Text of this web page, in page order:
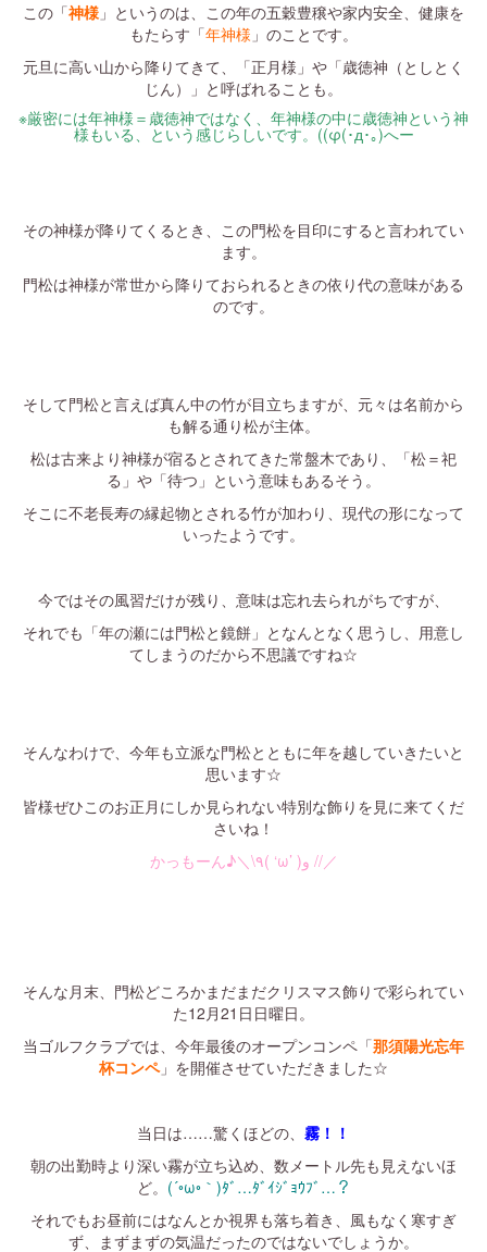
この「神様 」というのは、この年の五穀豊穣や家内安全、健康を
もたらす「年神様 」のことです。
元旦に高い山から降りてきて、「正月様」や「歳徳神（としとく
じん）」と呼ばれることも。
※厳密には年神様＝歳徳神ではなく、年神様の中に歳徳神という神
様もいる、という感じらしいです。 ((φ(･д･｡)へー
その神様が降りてくるとき、この門松を目印にすると言われてい
ます。
門松は神様が常世から降りておられるときの依り代の意味がある
のです。
そして門松と言えば真ん中の竹が目立ちますが、元々は名前から
も解る通り松が主体。
松は古来より神様が宿るとされてきた常盤木であり、「松＝祀
る」や「待つ」という意味もあるそう。
そこに不老長寿の縁起物とされる竹が加わり、現代の形になって
いったようです。
今ではその風習だけが残り、意味は忘れ去られがちですが、
それでも「年の瀬には門松と鏡餅」となんとなく思うし、用意し
てしまうのだから不思議ですね☆
そんなわけで、今年も立派な門松とともに年を越していきたいと
思います☆
皆様ぜひこのお正月にしか見られない特別な飾りを見に来てくだ
さいね！
かっもーん♪＼\٩( ‘ω’ )و //／
そんな月末、門松どころかまだまだクリスマス飾りで彩られてい
た12月21日日曜日。
当ゴルフクラブでは、今年最後のオープンコンペ「那須陽光忘年
杯コンペ」を開催させていただきました☆
当日は……驚くほどの、 霧！！
朝の出勤時より深い霧が立ち込め、数メートル先も見えないほ
ど。 (´◦ω◦｀)ﾀﾞ…ﾀﾞｲｼﾞｮｳﾌﾞ…？
それでもお昼前にはなんとか視界も落ち着き、風もなく寒すぎ
ず、まずまずの気温だったのではないでしょうか。